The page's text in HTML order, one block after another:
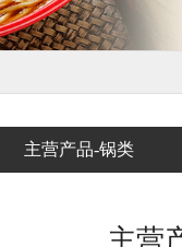
主营产品-锅类
主营